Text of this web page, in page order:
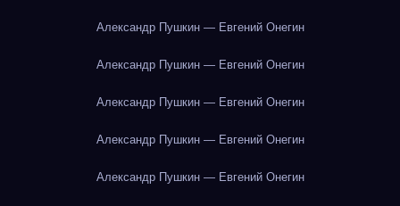
Александр Пушкин — Евгений Онегин
Александр Пушкин — Евгений Онегин
Александр Пушкин — Евгений Онегин
Александр Пушкин — Евгений Онегин
Александр Пушкин — Евгений Онегин